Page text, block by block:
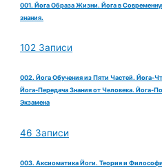
001. Йога Образа Жизни. Йога в
знания.
102 Записи
002. Йога Обучения из Пяти Частей. Йога-
Йога-Передача Знания от Человека. Йога-
Экзамена
46 Записи
003. Аксиоматика Йоги. Теория и